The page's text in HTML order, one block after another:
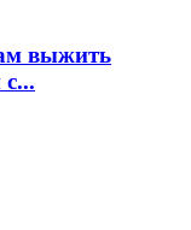
выжить